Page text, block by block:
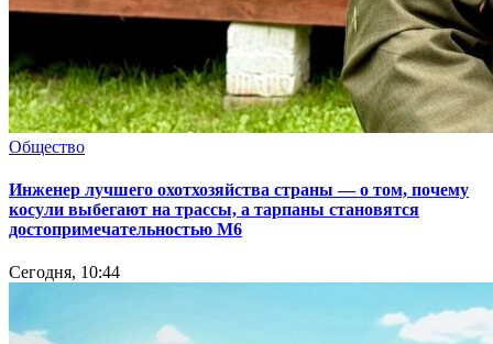
Общество
Инженер лучшего охотхозяйства страны — о том, почему
косули выбегают на трассы, а тарпаны становятся
достопримечательностью М6
Сегодня, 10:44